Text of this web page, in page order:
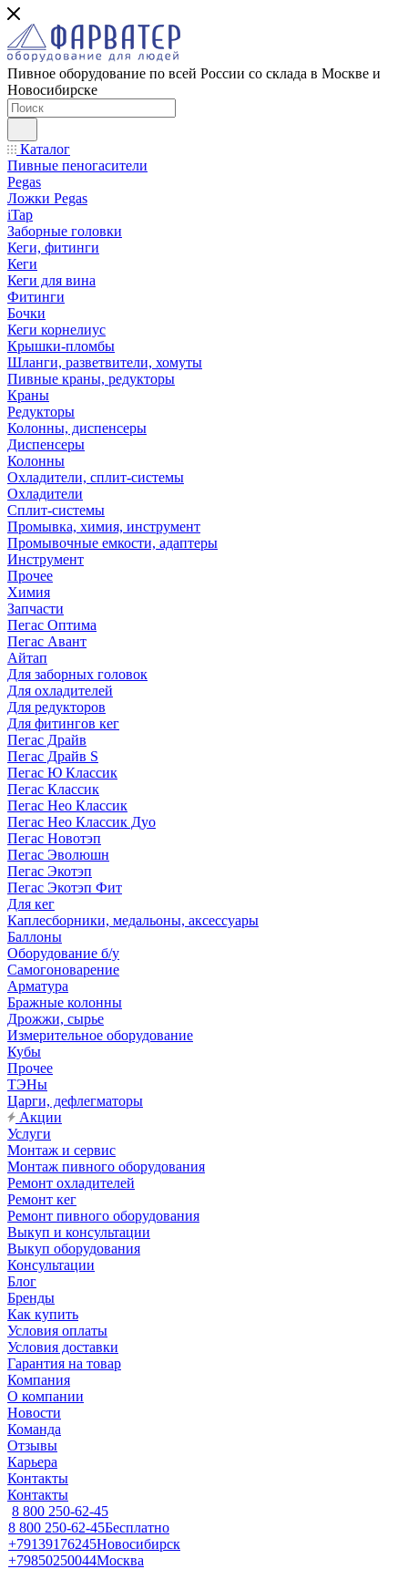
Пивное оборудование по всей России со склада в Москве и
Новосибирске
Каталог
Пивные пеногасители
Pegas
Ложки Pegas
iTap
Заборные головки
Кеги, фитинги
Кеги
Кеги для вина
Фитинги
Бочки
Кеги корнелиус
Крышки-пломбы
Шланги, разветвители, хомуты
Пивные краны, редукторы
Краны
Редукторы
Колонны, диспенсеры
Диспенсеры
Колонны
Охладители, сплит-системы
Охладители
Сплит-системы
Промывка, химия, инструмент
Промывочные емкости, адаптеры
Инструмент
Прочее
Химия
Запчасти
Пегас Оптима
Пегас Авант
Айтап
Для заборных головок
Для охладителей
Для редукторов
Для фитингов кег
Пегас Драйв
Пегас Драйв S
Пегас Ю Классик
Пегас Классик
Пегас Нео Классик
Пегас Нео Классик Дуо
Пегас Новотэп
Пегас Эволюшн
Пегас Экотэп
Пегас Экотэп Фит
Для кег
Каплесборники, медальоны, аксессуары
Баллоны
Оборудование б/у
Самогоноварение
Арматура
Бражные колонны
Дрожжи, сырье
Измерительное оборудование
Кубы
Прочее
ТЭНы
Царги, дефлегматоры
Акции
Услуги
Монтаж и сервис
Монтаж пивного оборудования
Ремонт охладителей
Ремонт кег
Ремонт пивного оборудования
Выкуп и консультации
Выкуп оборудования
Консультации
Блог
Бренды
Как купить
Условия оплаты
Условия доставки
Гарантия на товар
Компания
О компании
Новости
Команда
Отзывы
Карьера
Контакты
Контакты
8 800 250-62-45
8 800 250-62-45Бесплатно
+79139176245Новосибирск
+79850250044Москва